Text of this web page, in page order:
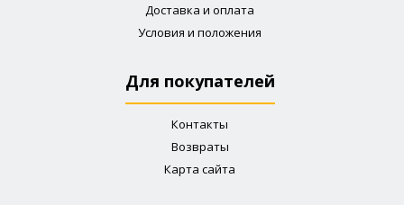
Доставка и оплата
Условия и положения
Для покупателей
Контакты
Возвраты
Карта сайта